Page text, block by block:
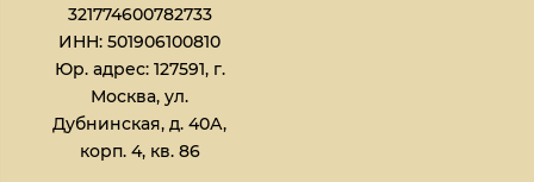
321774600782733
ИНН: 501906100810
Юр. адрес: 127591, г.
Москва, ул.
Дубнинская, д. 40А,
корп. 4, кв. 86